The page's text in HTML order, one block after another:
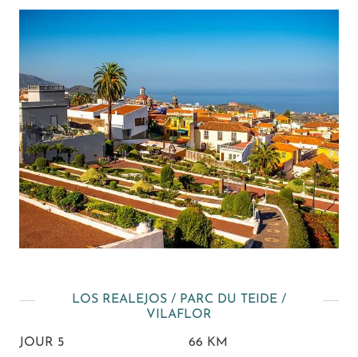
LOS REALEJOS / PARC DU TEIDE /
VILAFLOR
JOUR 5 66 KM